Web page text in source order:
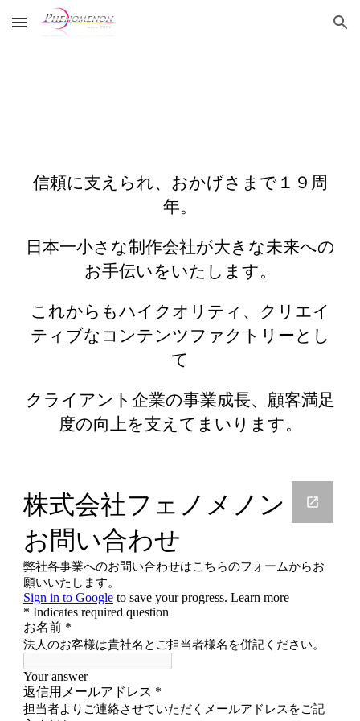
Skip to main content Skip to navigation
信頼に支えられ、おかげさまで１９ 周
年。
日本一小さな制作会社が大きな未来への
お手伝いをいたします。
これからもハイクオリティ、クリエイ
ティブなコンテンツファクトリーとし
て
クライアント企業の事業成長、顧客満足
度の向上を支えてまいります。